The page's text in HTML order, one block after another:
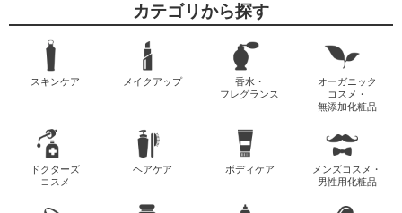
カテゴリから探す
スキンケア メイクアップ
香水・
フレグランス
オーガニック
コスメ・
無添加化粧品
ドクターズ
コスメ
ヘアケア ボディケア
メンズコスメ・
男性用化粧品